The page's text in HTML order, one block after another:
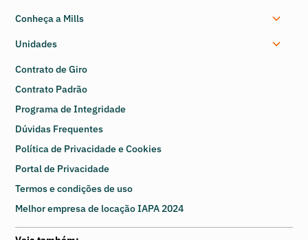
Conheça a Mills
Unidades
Contrato de Giro
Contrato Padrão
Programa de Integridade
Dúvidas Frequentes
Política de Privacidade e Cookies
Portal de Privacidade
Termos e condições de uso
Melhor empresa de locação IAPA 2024